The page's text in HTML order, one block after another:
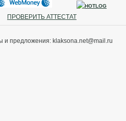
ПРОВЕРИТЬ АТТЕСТАТ
предложения: klaksona.net@mail.ru